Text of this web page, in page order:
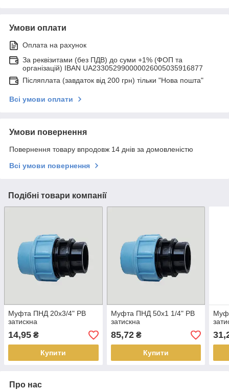
Умови оплати
Оплата на рахунок
За реквізитами (без ПДВ) до суми +1% (ФОП та
організацій) IBAN UA233052990000026005035916877
Післяплата (завдаток від 200 грн) тільки "Нова пошта"
Всі умови оплати
Умови повернення
Повернення товару впродовж 14 днів за домовленістю
Всі умови повернення
Подібні товари компанії
Муфта ПНД 20х3/4" РВ
затискна
14,95 ₴
Купити
Муфта ПНД 50х1 1/4" РВ
затискна
85,72₴
Купити
Про нас